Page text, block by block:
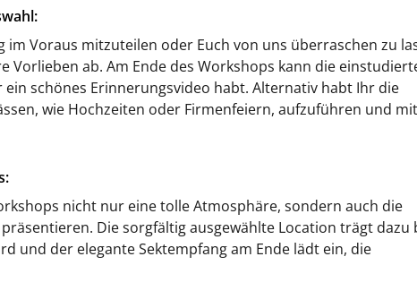
Voraus mitzuteilen oder Euch von uns überraschen zu
Vorlieben ab. Am Ende des Workshops kann die
schönes Erinnerungsvideo habt. Alternativ habt Ihr die
wie Hochzeiten oder Firmenfeiern, aufzuführen und mit
nicht nur eine tolle Atmosphäre, sondern auch die
Die sorgfältig ausgewählte Location trägt dazu
und der elegante Sektempfang am Ende lädt ein, die